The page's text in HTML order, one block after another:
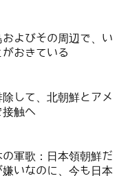
およびその周辺で、い
おきている
除して、北朝鮮とアメ
接触へ
軍歌：日本領朝鮮だ
いなのに、今も日本